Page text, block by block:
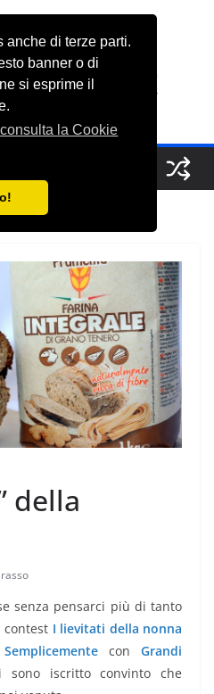
anche di terze parti.
banner o di
si esprime il
la Cookie
of Delights
della
senza pensarci più di tanto
contest I lievitati della nonna
con Grandi
sono iscritto convinto che